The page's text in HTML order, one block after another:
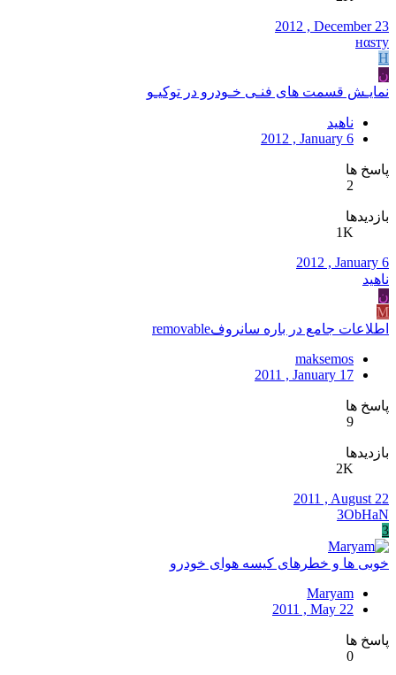
2012 , December 23
нαѕту
Н
ن
نمایـش قسمت های فنـی خـودرو در توکیـو
ناهید
2012 , January 6
پاسخ ها
2
بازدیدها
1K
2012 , January 6
ناهید
ن
M
اطلاعات جامع در باره سانروفremovable
maksemos
2011 , January 17
پاسخ ها
9
بازدیدها
2K
2011 , August 22
3ObHaN
3
خوبی ها و خطرهای کیسه هوای خودرو
Maryam
2011 , May 22
پاسخ ها
0